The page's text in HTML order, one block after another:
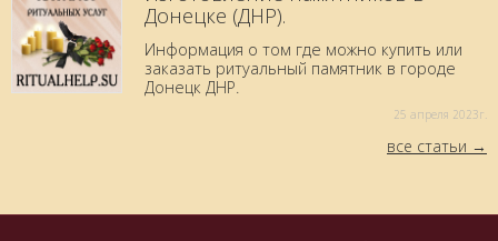
Донецке (ДНР).
Информация о том где можно купить или
заказать ритуальный памятник в городе
Донецк ДНР.
25 aпреля 2023г.
все статьи